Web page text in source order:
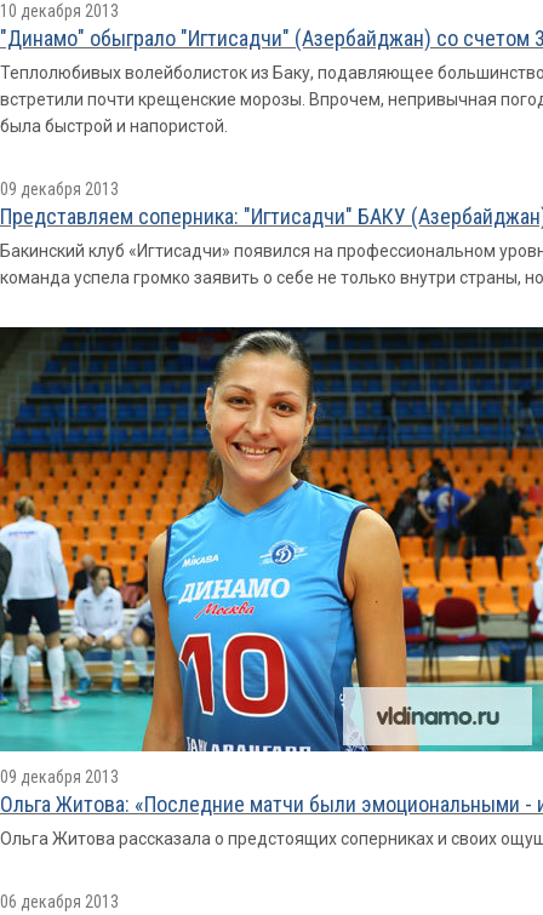
10 декабря 2013
"Динамо" обыграло "Игтисадчи" (Азербайджан) со счетом
Теплолюбивых волейболисток из Баку, подавляющее
встретили почти крещенские морозы. Впрочем, непривычная
была быстрой и напористой.
09 декабря 2013
Представляем соперника: "Игтисадчи" БАКУ
Бакинский клуб «Игтисадчи» появился на профессиональном
команда успела громко заявить о себе не только внутри страны,
09 декабря 2013
Ольга Житова: «Последние матчи были эмоциональными -
Ольга Житова рассказала о предстоящих соперниках и своих
06 декабря 2013